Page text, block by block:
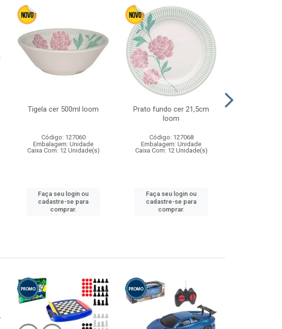
Tigela cer 500ml loom
Código: 127060
Embalagem: Unidade
Caixa Com: 12 Unidade(s)
Faça seu login ou
cadastre-se para
comprar.
Prato fundo cer 21,5cm
loom
Código: 127068
Embalagem: Unidade
Caixa Com: 12 Unidade(s)
Faça seu login ou
cadastre-se para
comprar.